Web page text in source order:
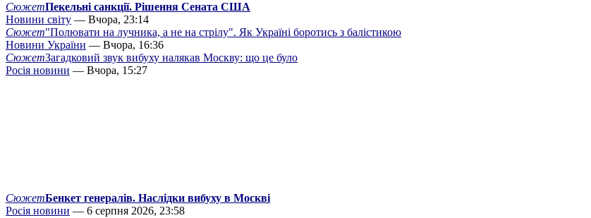
СюжетПекельні санкції. Рішення Сената США
Новини світу — Вчора, 23:14
Сюжет"Полювати на лучника, а не на стрілу". Як Україні боротись з балістикою
Новини України — Вчора, 16:36
СюжетЗагадковий звук вибуху налякав Москву: що це було
Росія новини — Вчора, 15:27
СюжетБенкет генералів. Наслідки вибуху в Москві
Росія новини — 6 серпня 2026, 23:58